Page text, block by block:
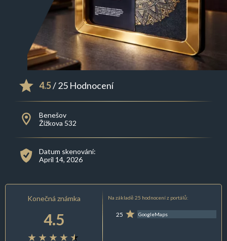
4.5/ 25 Hodnocení
Benešov
Žižkova 532
Datum skenování:
April 14, 2026
Konečná známka
4.5
Na základě 25 hodnocení z portálů:
25 GoogleMaps